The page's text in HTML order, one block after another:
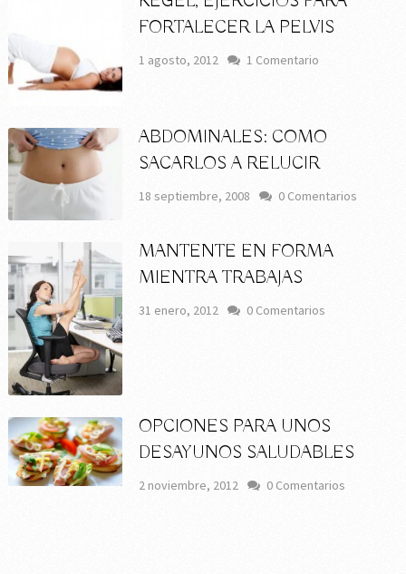
FORTALECER LA PELVIS
1 agosto, 2012 1 Comentario
ABDOMINALES: COMO
SACARLOS A RELUCIR
18 septiembre, 2008 0 Comentarios
MANTENTE EN FORMA
MIENTRA TRABAJAS
31 enero, 2012 0 Comentarios
OPCIONES PARA UNOS
DESAYUNOS SALUDABLES
2 noviembre, 2012 0 Comentarios